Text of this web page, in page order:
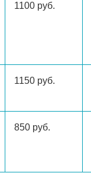
1100 руб.
1150 руб.
850 руб.